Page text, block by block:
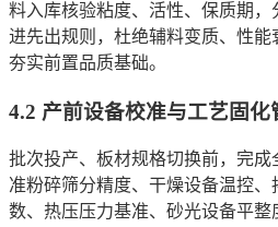
料入库核验粘度、活性、保质期
进先出规则，杜绝辅料变质、性能
夯实前置品质基础。
4.2 产前设备校准与工艺固化
批次投产、板材规格切换前，完
准粉碎筛分精度、干燥设备温控
数、热压压力基准、砂光设备平